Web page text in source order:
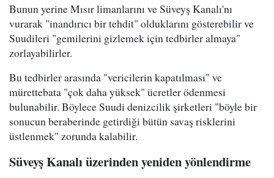
Bunun yerine Mısır limanlarını ve Süveyş Kanalı'nı
vurarak "inandırıcı bir tehdit" olduklarını gösterebilir ve
Suudileri "gemilerini gizlemek için tedbirler almaya"
zorlayabilirler.
Bu tedbirler arasında "vericilerin kapatılması" ve
mürettebata "çok daha yüksek" ücretler ödenmesi
bulunabilir. Böylece Suudi denizcilik şirketleri "böyle bir
sonucun beraberinde getirdiği bütün savaş risklerini
üstlenmek" zorunda kalabilir.
Süveyş Kanalı üzerinden yeniden yönlendirme